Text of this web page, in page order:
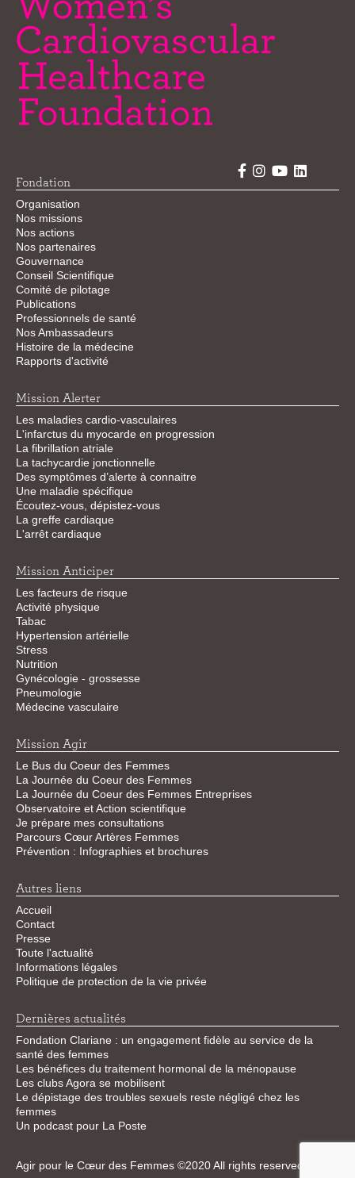
Fondation
Organisation
Nos missions
Nos actions
Nos partenaires
Gouvernance
Conseil Scientifique
Comité de pilotage
Publications
Professionnels de santé
Nos Ambassadeurs
Histoire de la médecine
Rapports d'activité
Mission Alerter
Les maladies cardio-vasculaires
L'infarctus du myocarde en progression
La fibrillation atriale
La tachycardie jonctionnelle
Des symptômes d’alerte à connaitre
Une maladie spécifique
Écoutez-vous, dépistez-vous
La greffe cardiaque
L'arrêt cardiaque
Mission Anticiper
Les facteurs de risque
Activité physique
Tabac
Hypertension artérielle
Stress
Nutrition
Gynécologie - grossesse
Pneumologie
Médecine vasculaire
Mission Agir
Le Bus du Coeur des Femmes
La Journée du Coeur des Femmes
La Journée du Coeur des Femmes Entreprises
Observatoire et Action scientifique
Je prépare mes consultations
Parcours Cœur Artères Femmes
Prévention : Infographies et brochures
Autres liens
Accueil
Contact
Presse
Toute l'actualité
Informations légales
Politique de protection de la vie privée
Dernières actualités
Fondation Clariane : un engagement fidèle au service de la
santé des femmes
Les bénéfices du traitement hormonal de la ménopause
Les clubs Agora se mobilisent
Le dépistage des troubles sexuels reste négligé chez les
femmes
Un podcast pour La Poste
Agir pour le Cœur des Femmes ©2020 All rights reserved